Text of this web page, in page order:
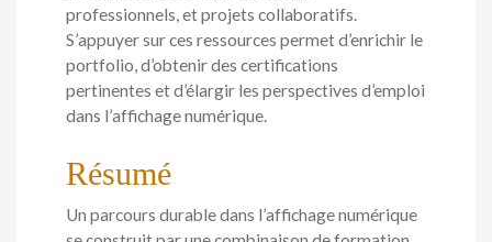
professionnels, et projets collaboratifs.
S’appuyer sur ces ressources permet d’enrichir le
portfolio, d’obtenir des certifications
pertinentes et d’élargir les perspectives d’emploi
dans l’affichage numérique.
Résumé
Un parcours durable dans l’affichage numérique